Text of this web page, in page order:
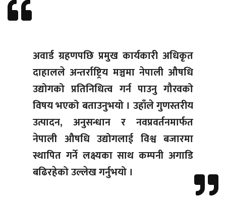
अवार्ड ग्रहणपछि प्रमुख कार्यकारी अधिकृत
दाहालले अन्तर्राष्ट्रिय मञ्चमा नेपाली औषधि
उद्योगको प्रतिनिधित्व गर्न पाउनु गौरवको
विषय भएको बताउनुभयो । उहाँले गुणस्तरीय
उत्पादन, अनुसन्धान र नवप्रवर्तनमार्फत
नेपाली औषधि उद्योगलाई विश्व बजारमा
स्थापित गर्ने लक्ष्यका साथ कम्पनी अगाडि
बढिरहेको उल्लेख गर्नुभयो ।